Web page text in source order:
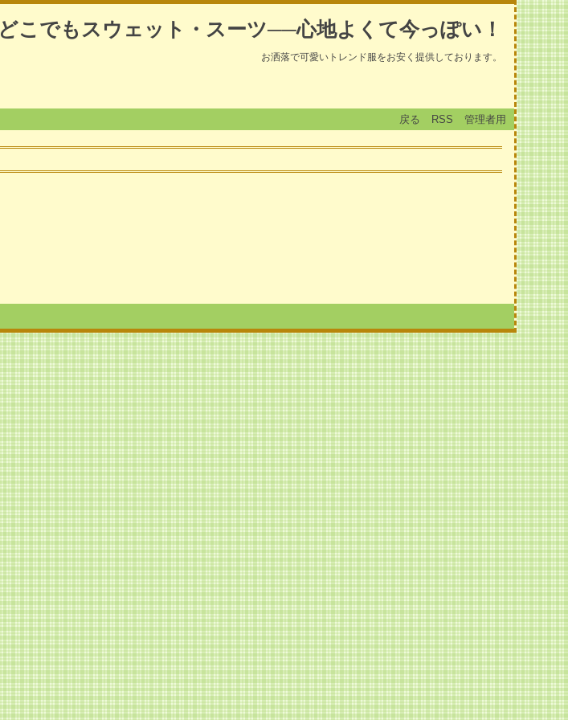
どこでもスウェット・スーツ──心地よくて今っぽい！
お洒落で可愛いトレンド服をお安く提供しております。
戻る RSS 管理者用